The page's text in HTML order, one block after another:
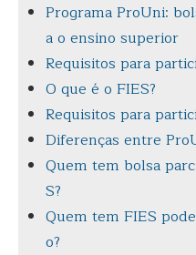
Programa ProUni:
a o ensino superior
Requisitos para
O que é o FIES?
Requisitos para
Diferenças entre
Quem tem bolsa
S?
Quem tem FIES
o?